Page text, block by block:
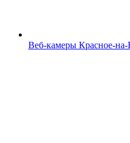
Веб-камеры Красное-на-